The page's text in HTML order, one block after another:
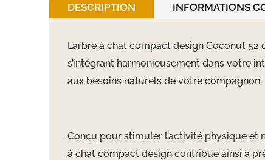
DESCRIPTION INFORMATIONS
L’arbre à chat compact design Coconut
s’intégrant harmonieusement dans votre
aux besoins naturels de votre compagnon.
Conçu pour stimuler l’activité physique et
à chat compact design contribue ainsi à